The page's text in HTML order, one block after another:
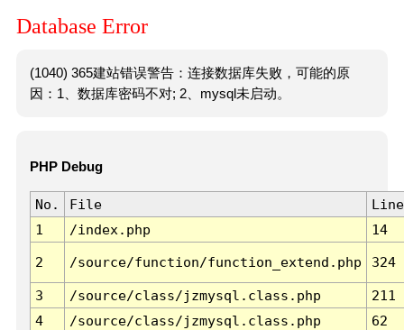
Database Error
(1040) 365建站错误警告：连接数据库失败，可能的原
因：1、数据库密码不对; 2、mysql未启动。
PHP Debug
No. File
Line
1
/index.php 14
2 /source/function/function_extend.php 324
3 /source/class/jzmysql.class.php
211
4
/source/class/jzmysql.class.php
62